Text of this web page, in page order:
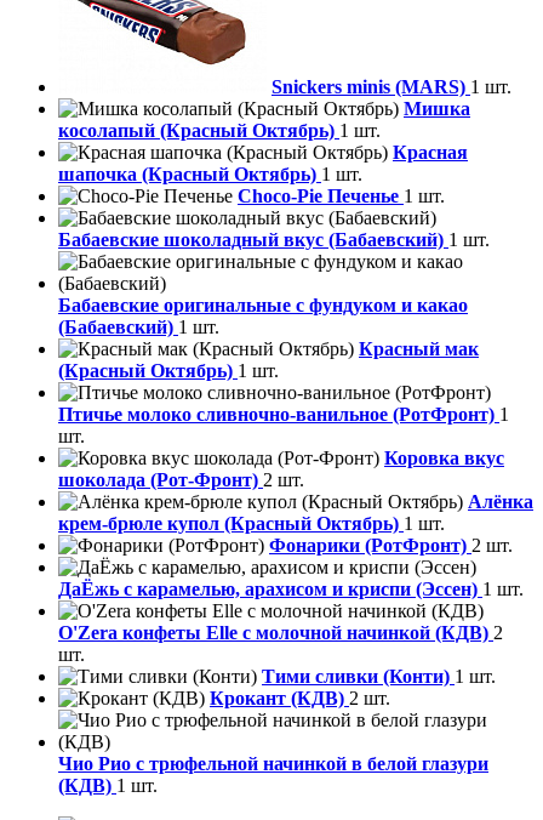
Snickers minis (MARS) 1 шт.
Мишка
косолапый (Красный Октябрь) 1 шт.
Красная
шапочка (Красный Октябрь) 1 шт.
Choco-Pie Печенье 1 шт.
Бабаевские шоколадный вкус (Бабаевский) 1 шт.
Бабаевские оригинальные с фундуком и какао
(Бабаевский) 1 шт.
Красный мак
(Красный Октябрь) 1 шт.
Птичье молоко сливночно-ванильное (РотФронт) 1
шт.
Коровка вкус
шоколада (Рот-Фронт) 2 шт.
Алёнка
крем-брюле купол (Красный Октябрь) 1 шт.
Фонарики (РотФронт) 2 шт.
ДаЁжь с карамелью, арахисом и криспи (Эссен) 1 шт.
O'Zera конфеты Elle с молочной начинкой (КДВ) 2
шт.
Тими сливки (Конти) 1 шт.
Крокант (КДВ) 2 шт.
Чио Рио с трюфельной начинкой в белой глазури
(КДВ) 1 шт.